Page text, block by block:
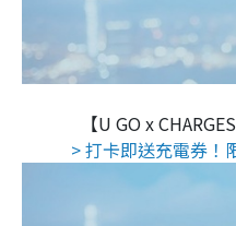
【U GO x
> 打卡即送充電券！